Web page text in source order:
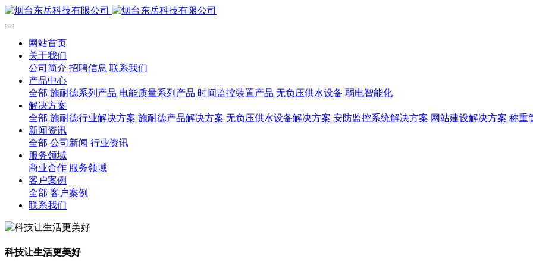
网站首页
关于我们
公司简介 招聘信息 联系我们
产品中心
全部 施耐德系列产品 电能质量系列产品 时间监控装置产品 无负压供水设备 弱电智能化
解决方案
全部 施耐德行业解决方案 施耐德产品解决方案 无负压供水设备解决方案 安防监控系统解决方案 网站建设解决方案 称重
新闻资讯
全部 公司新闻 行业资讯
服务领域
商业合作 服务领域
客户案例
全部 客户案例
联系我们
科技让生活更美好